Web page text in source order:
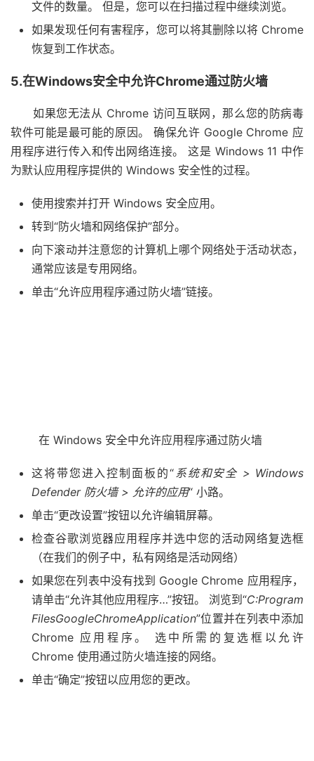
文件的数量。 但是，您可以在扫描过程中继续浏览。
如果发现任何有害程序，您可以将其删除以将 Chrome
恢复到工作状态。
5.在Windows安全中允许Chrome通过防火墙
如果您无法从 Chrome 访问互联网，那么您的防病毒
软件可能是最可能的原因。 确保允许 Google Chrome 应
用程序进行传入和传出网络连接。 这是 Windows 11 中作
为默认应用程序提供的 Windows 安全性的过程。
使用搜索并打开 Windows 安全应用。
转到“防火墙和网络保护”部分。
向下滚动并注意您的计算机上哪个网络处于活动状态，
通常应该是专用网络。
单击“允许应用程序通过防火墙”链接。
在 Windows 安全中允许应用程序通过防火墙
这将带您进入控制面板的“系统和安全 > Windows
Defender 防火墙 > 允许的应用“ 小路。
单击“更改设置”按钮以允许编辑屏幕。
检查谷歌浏览器应用程序并选中您的活动网络复选框
（在我们的例子中，私有网络是活动网络）
如果您在列表中没有找到 Google Chrome 应用程序，
请单击“允许其他应用程序…”按钮。 浏览到“C:Program
FilesGoogleChromeApplication”位置并在列表中添加
Chrome 应用程序。 选中所需的复选框以允许
Chrome 使用通过防火墙连接的网络。
单击“确定”按钮以应用您的更改。